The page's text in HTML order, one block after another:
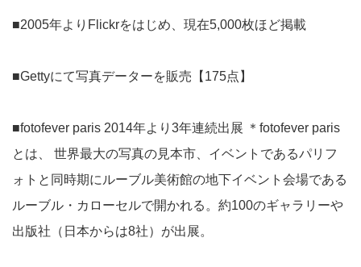
■2005年よりFlickrをはじめ、現在5,000枚ほど掲載
■Gettyにて写真データーを販売【175点】
■fotofever paris 2014年より3年連続出展 ＊fotofever paris
とは、 世界最大の写真の見本市、イベントであるパリフ
ォトと同時期にルーブル美術館の地下イベント会場である
ルーブル・カローセルで開かれる。約100のギャラリーや
出版社（日本からは8社）が出展。